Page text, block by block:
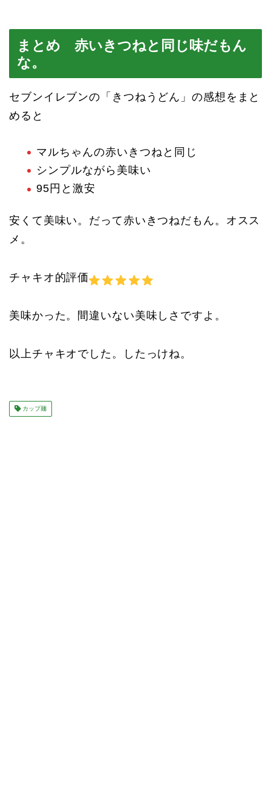
まとめ 赤いきつねと同じ味だもん
な。
セブンイレブンの「きつねうどん」の感想をまと
めると
マルちゃんの赤いきつねと同じ
シンプルながら美味い
95円と激安
安くて美味い。だって赤いきつねだもん。オスス
メ。
チャキオ的評価
美味かった。間違いない美味しさですよ。
以上チャキオでした。したっけね。
カップ麺